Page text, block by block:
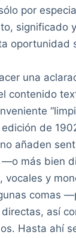
por
significado
oportunidad
una
contenido
de
añaden
—o más bien
vocales y
comas
así
Hasta ahí